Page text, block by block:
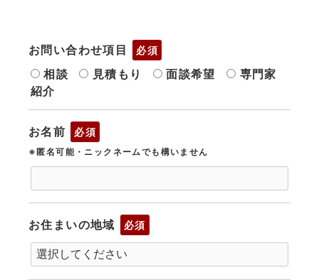
お問い合わせ項目 必須
相談 見積もり 面談希望
専門家
紹介
お名前 必須
※匿名可能・ニックネームでも構いません
お住まいの地域 必須